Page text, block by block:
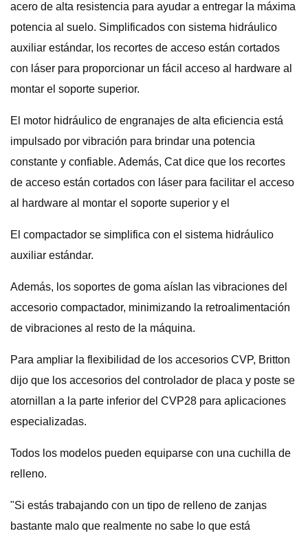
acero de alta resistencia para ayudar a entregar la máxima
potencia al suelo. Simplificados con sistema hidráulico
auxiliar estándar, los recortes de acceso están cortados
con láser para proporcionar un fácil acceso al hardware al
montar el soporte superior.
El motor hidráulico de engranajes de alta eficiencia está
impulsado por vibración para brindar una potencia
constante y confiable. Además, Cat dice que los recortes
de acceso están cortados con láser para facilitar el acceso
al hardware al montar el soporte superior y el
El compactador se simplifica con el sistema hidráulico
auxiliar estándar.
Además, los soportes de goma aíslan las vibraciones del
accesorio compactador, minimizando la retroalimentación
de vibraciones al resto de la máquina.
Para ampliar la flexibilidad de los accesorios CVP, Britton
dijo que los accesorios del controlador de placa y poste se
atornillan a la parte inferior del CVP28 para aplicaciones
especializadas.
Todos los modelos pueden equiparse con una cuchilla de
relleno.
"Si estás trabajando con un tipo de relleno de zanjas
bastante malo que realmente no sabe lo que está